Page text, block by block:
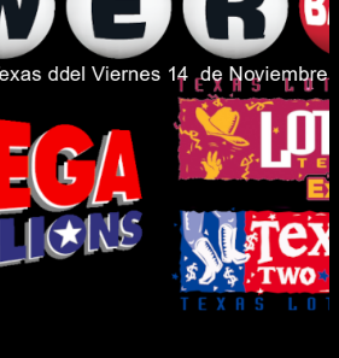
WhatsApp